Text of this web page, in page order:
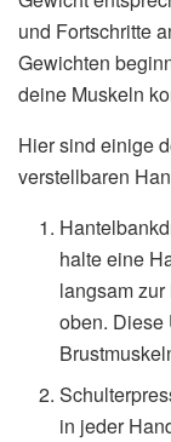
und Fortschritte
Gewichten
deine Muskeln
Hier sind einige
verstellbaren
halte eine
langsam
oben. Diese
in jeder